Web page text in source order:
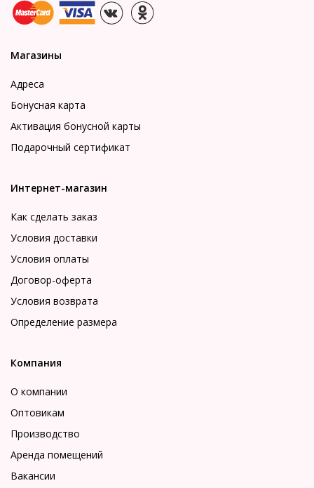
Магазины
Адреса
Бонусная карта
Активация бонусной карты
Подарочный сертификат
Интернет-магазин
Как сделать заказ
Условия доставки
Условия оплаты
Договор-оферта
Условия возврата
Определение размера
Компания
О компании
Оптовикам
Производство
Аренда помещений
Вакансии